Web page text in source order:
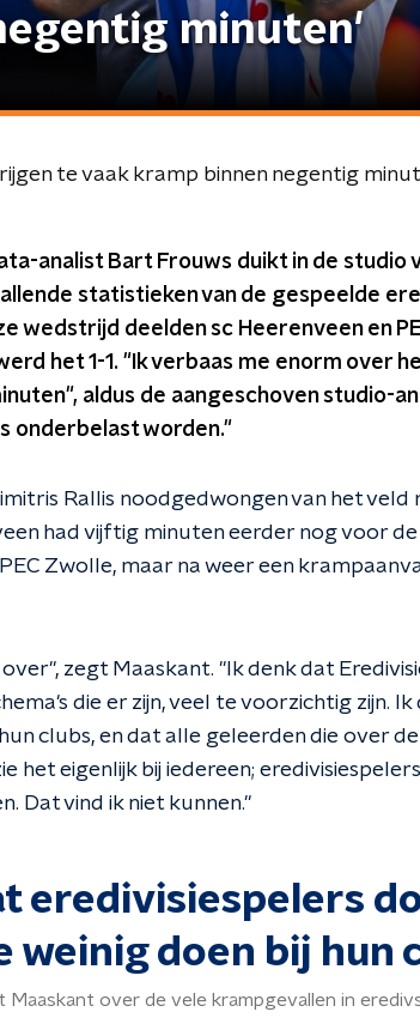
minuten'
te vaak kramp binnen negentig
analist Bart Frouws duikt in de studio
statistieken van de gespeelde
wedstrijd deelden sc Heerenveen en
het 1-1. "Ik verbaas me enorm over
aldus de aangeschoven studio-
onderbelast worden."
Rallis noodgedwongen van het veld
had vijftig minuten eerder nog voor de
Zwolle, maar na weer een
zegt Maaskant. "Ik denk dat
die er zijn, veel te voorzichtig zijn.
clubs, en dat alle geleerden die over
het eigenlijk bij iedereen;
Dat vind ik niet kunnen."
eredivisiespelers
weinig doen bij hun
over de vele krampgevallen in